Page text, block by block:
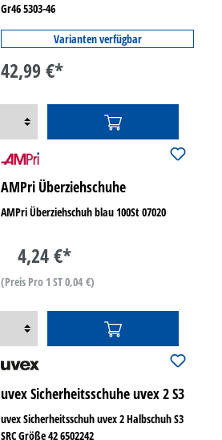
Gr46 5303-46
Varianten verfügbar
42,99 €*
AMPri Überziehschuhe
AMPri Überziehschuh blau 100St 07020
4,24 €*
(Preis Pro 1 ST 0,04 €)
uvex Sicherheitsschuhe uvex 2 S3
uvex Sicherheitsschuh uvex 2 Halbschuh S3
SRC Größe 42 6502242